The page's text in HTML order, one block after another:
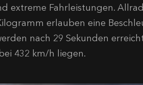
extreme Fahrleistungen.
erlauben eine
nach 29 Sekunden
432 km/h liegen.